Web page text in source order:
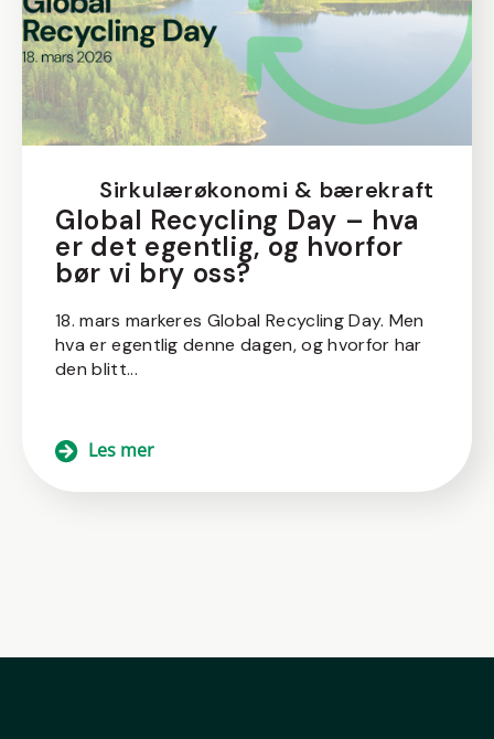
Sirkulærøkonomi & bærekraft
Global Recycling Day – hva
er det egentlig, og hvorfor
bør vi bry oss?
18. mars markeres Global Recycling Day. Men
hva er egentlig denne dagen, og hvorfor har
den blitt...
Les mer